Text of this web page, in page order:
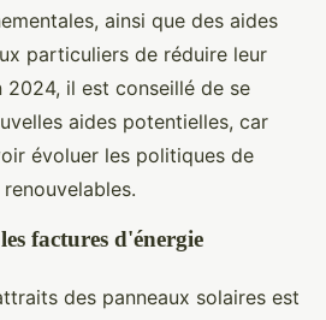
ainsi que des aides
particuliers de réduire leur
il est conseillé de se
aides potentielles, car
évoluer les politiques de
factures d'énergie
des panneaux solaires est